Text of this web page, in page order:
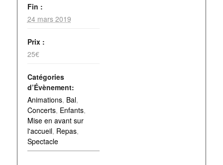
Fin :
24 mars 2019
Prix :
25€
Catégories
d’Évènement:
Animations, Bal,
Concerts, Enfants,
Mise en avant sur
l'accueil, Repas,
Spectacle